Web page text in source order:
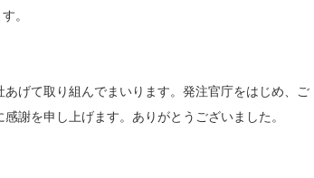
。
げて取り組んでまいります。発注官庁をはじめ、ご
謝を申し上げます。ありがとうございました。